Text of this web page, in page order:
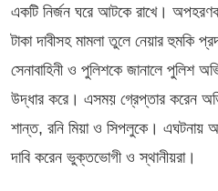
একটি নির্জন ঘরে আটকে রাখে।
টাকা দাবীসহ মামলা তুলে নেয়ার হুমকি
সেনাবাহিনী ও পুলিশকে জানালে পুলিশ
উদ্ধার করে। এসময় গ্রেপ্তার করেন
শান্ত, রনি মিয়া ও সিপলুকে। এঘটনায়
দাবি করেন ভুক্তভোগী ও স্থানীয়রা।